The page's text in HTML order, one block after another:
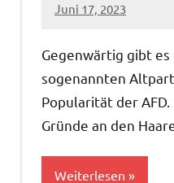
Juni 17, 2023
U19ju-
Keine
Gegenwärtig gibt
sogenannten
Popularität der
Gründe an den
Weiterlesen